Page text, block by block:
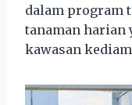
dalam program
tanaman harian
kawasan